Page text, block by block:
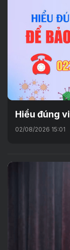
Hiểu đúng
02/08/2026 15:01